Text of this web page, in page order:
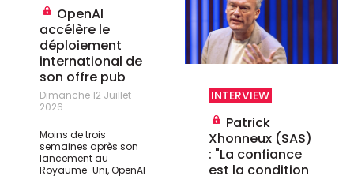
OpenAI
accélère le
déploiement
international de
son offre pub
Dimanche 12 Juillet
2026
Moins de trois
semaines après son
lancement au
Royaume-Uni, OpenAI
INTERVIEW
Patrick
Xhonneux (SAS)
: "La confiance
est la condition